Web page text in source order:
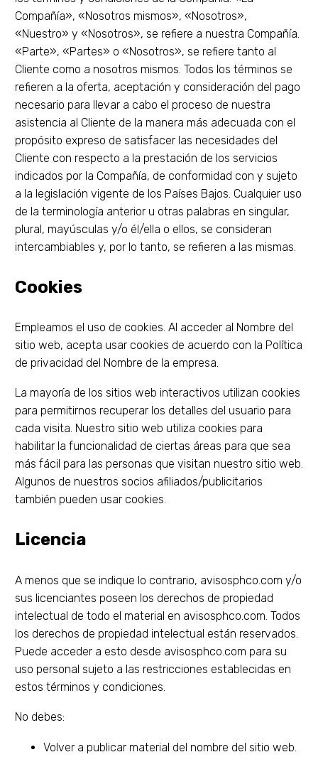
Compañía», «Nosotros mismos», «Nosotros»,
«Nuestro» y «Nosotros», se refiere a nuestra Compañía.
«Parte», «Partes» o «Nosotros», se refiere tanto al
Cliente como a nosotros mismos. Todos los términos se
refieren a la oferta, aceptación y consideración del pago
necesario para llevar a cabo el proceso de nuestra
asistencia al Cliente de la manera más adecuada con el
propósito expreso de satisfacer las necesidades del
Cliente con respecto a la prestación de los servicios
indicados por la Compañía, de conformidad con y sujeto
a la legislación vigente de los Países Bajos. Cualquier uso
de la terminología anterior u otras palabras en singular,
plural, mayúsculas y/o él/ella o ellos, se consideran
intercambiables y, por lo tanto, se refieren a las mismas.
Cookies
Empleamos el uso de cookies. Al acceder al Nombre del
sitio web, acepta usar cookies de acuerdo con la Política
de privacidad del Nombre de la empresa.
La mayoría de los sitios web interactivos utilizan cookies
para permitirnos recuperar los detalles del usuario para
cada visita. Nuestro sitio web utiliza cookies para
habilitar la funcionalidad de ciertas áreas para que sea
más fácil para las personas que visitan nuestro sitio web.
Algunos de nuestros socios afiliados/publicitarios
también pueden usar cookies.
Licencia
A menos que se indique lo contrario, avisosphco.com y/o
sus licenciantes poseen los derechos de propiedad
intelectual de todo el material en avisosphco.com. Todos
los derechos de propiedad intelectual están reservados.
Puede acceder a esto desde avisosphco.com para su
uso personal sujeto a las restricciones establecidas en
estos términos y condiciones.
No debes:
Volver a publicar material del nombre del sitio web.